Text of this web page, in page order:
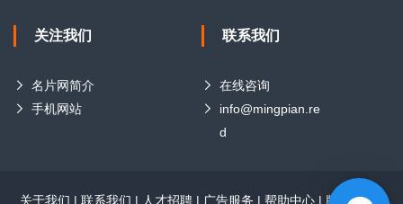
关注我们
名片网简介
手机网站
联系我们
在线咨询
info@mingpian.re
d
关于我们 | 联系我们 | 人才招聘 | 广告服务 | 帮助中心 | 版权声明